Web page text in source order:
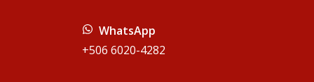
WhatsApp
+506 6020-4282